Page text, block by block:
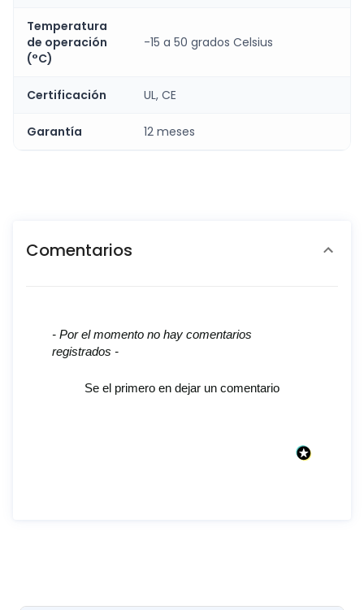
Temperatura
de operación
(°C)
-15 a 50 grados Celsius
Certificación UL, CE
Garantía 12 meses
Comentarios
- Por el momento no hay comentarios
registrados -
Se el primero en dejar un comentario
New content loaded